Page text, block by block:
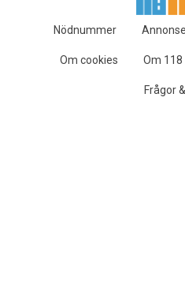
Nödnummer
Om cookies Om 118
Frågor